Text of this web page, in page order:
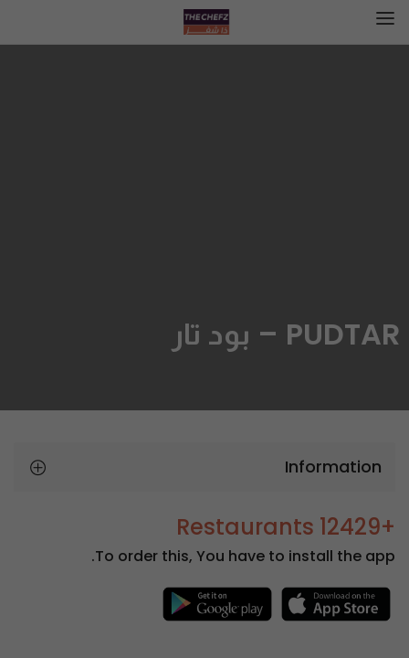
PUDTAR – بود تار
Information
+12429 Restaurants
To order this, You have to install the app.